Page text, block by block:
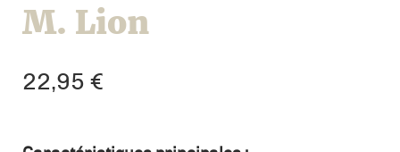
M. Lion
22,95 €